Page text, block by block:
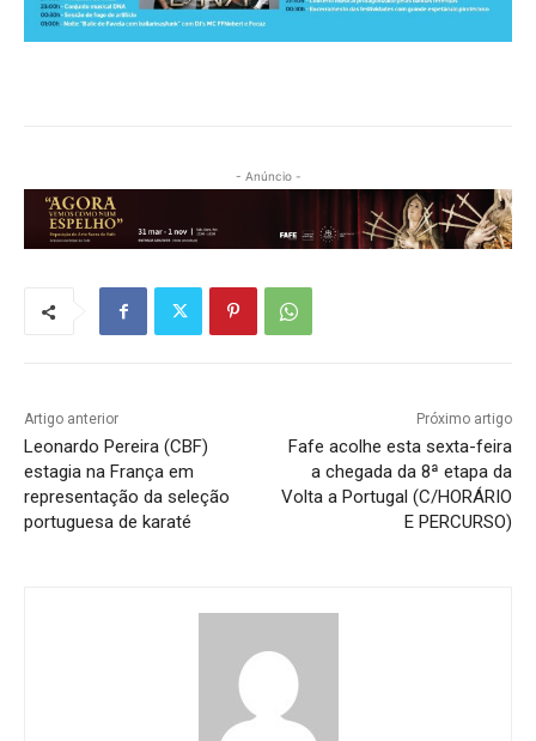
- Anúncio -
Artigo anterior
Leonardo Pereira (CBF)
estagia na França em
representação da seleção
portuguesa de karaté
Próximo artigo
Fafe acolhe esta sexta-feira
a chegada da 8ª etapa da
Volta a Portugal (C/HORÁRIO
E PERCURSO)